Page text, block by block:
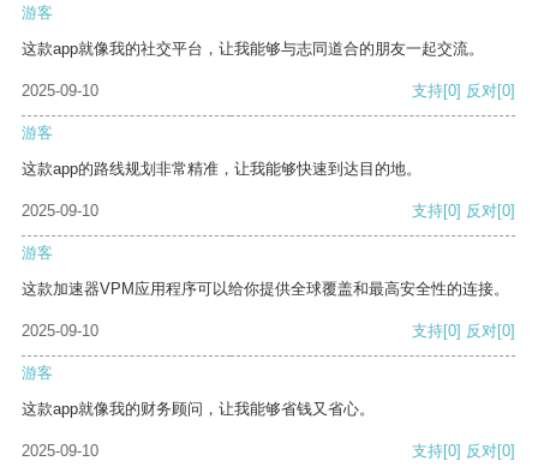
游客
这款app就像我的社交平台，让我能够与志同道合的朋友一起交流。
2025-09-10 支持[0] 反对[0]
游客
这款app的路线规划非常精准，让我能够快速到达目的地。
2025-09-10 支持[0] 反对[0]
游客
这款加速器VPM应用程序可以给你提供全球覆盖和最高安全性的连接。
2025-09-10 支持[0] 反对[0]
游客
这款app就像我的财务顾问，让我能够省钱又省心。
2025-09-10 支持[0] 反对[0]